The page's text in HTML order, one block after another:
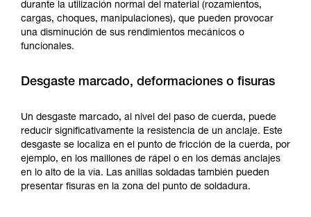
durante la utilización normal del material (rozamientos,
cargas, choques, manipulaciones), que pueden provocar
una disminución de sus rendimientos mecánicos o
funcionales.
Desgaste marcado, deformaciones o fisuras
Un desgaste marcado, al nivel del paso de cuerda, puede
reducir significativamente la resistencia de un anclaje. Este
desgaste se localiza en el punto de fricción de la cuerda, por
ejemplo, en los maillones de rápel o en los demás anclajes
en lo alto de la vía. Las anillas soldadas también pueden
presentar fisuras en la zona del punto de soldadura.